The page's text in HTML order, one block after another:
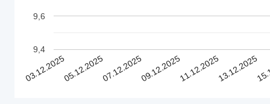
03.12.202505.12.202507.12.202509.12.202511.12.202513.12.2025
9,4
9,6